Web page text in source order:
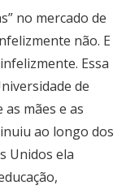
no mercado de
não. E
Essa
de
mães e as
ao longo dos
Unidos ela